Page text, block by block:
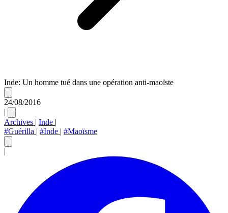
Inde: Un homme tué dans une opération anti-maoïste
24/08/2016
|
Archives | Inde |
#Guérilla | #Inde | #Maoïsme
|